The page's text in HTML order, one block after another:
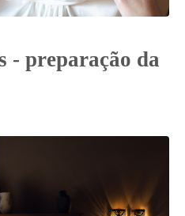
- preparação da